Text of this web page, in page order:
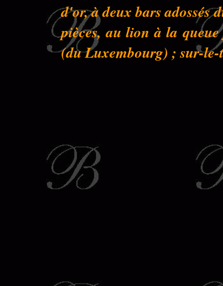
d'or, à deux bars adossés
pièces, au lion à la
(du Luxembourg) ; sur-le-